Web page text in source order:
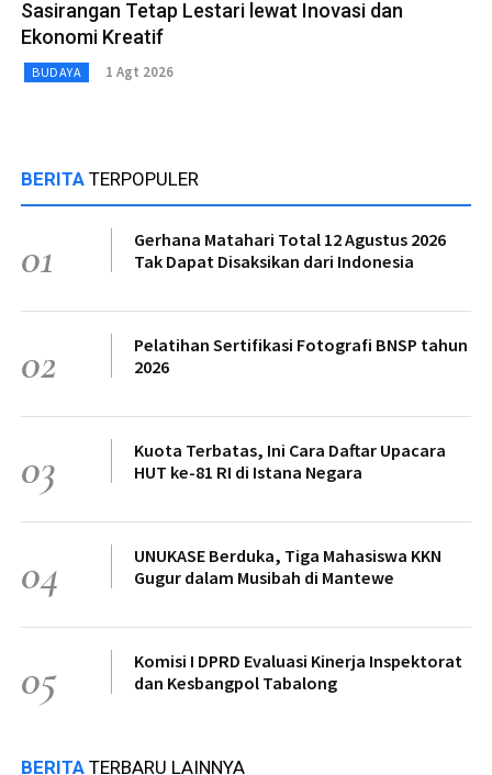
Sasirangan Tetap Lestari lewat Inovasi dan
Ekonomi Kreatif
BUDAYA 1 Agt 2026
BERITA TERPOPULER
01
Gerhana Matahari Total 12 Agustus 2026
Tak Dapat Disaksikan dari Indonesia
02
Pelatihan Sertifikasi Fotografi BNSP tahun
2026
03
Kuota Terbatas, Ini Cara Daftar Upacara
HUT ke-81 RI di Istana Negara
04
UNUKASE Berduka, Tiga Mahasiswa KKN
Gugur dalam Musibah di Mantewe
05
Komisi I DPRD Evaluasi Kinerja Inspektorat
dan Kesbangpol Tabalong
BERITA TERBARU LAINNYA